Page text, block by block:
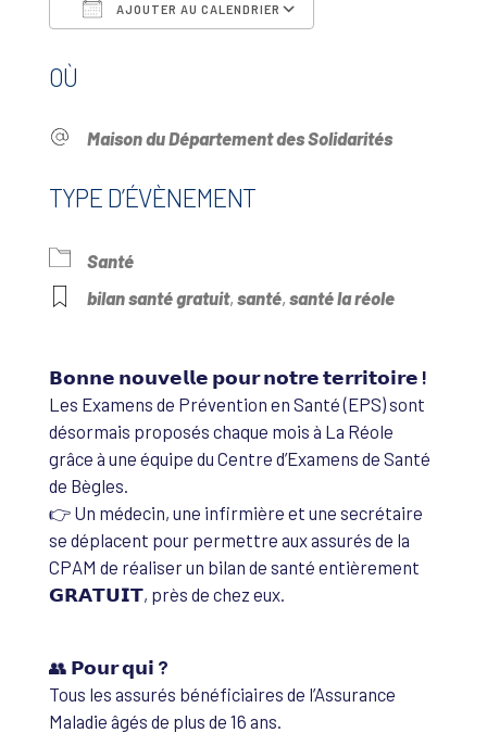
AJOUTER AU CALENDRIER
OÙ
Maison du Département des Solidarités
TYPE D’ÉVÈNEMENT
Santé
bilan santé gratuit, santé, santé la réole
𝗕𝗼𝗻𝗻𝗲 𝗻𝗼𝘂𝘃𝗲𝗹𝗹𝗲 𝗽𝗼𝘂𝗿 𝗻𝗼𝘁𝗿𝗲 𝘁𝗲𝗿𝗿𝗶𝘁𝗼𝗶𝗿𝗲 !
Les Examens de Prévention en Santé (EPS) sont
désormais proposés chaque mois à La Réole
grâce à une équipe du Centre d’Examens de Santé
de Bègles.
👉 Un médecin, une infirmière et une secrétaire
se déplacent pour permettre aux assurés de la
CPAM de réaliser un bilan de santé entièrement
𝗚𝗥𝗔𝗧𝗨𝗜𝗧, près de chez eux.
👥 𝗣𝗼𝘂𝗿 𝗾𝘂𝗶 ?
Tous les assurés bénéficiaires de l’Assurance
Maladie âgés de plus de 16 ans.